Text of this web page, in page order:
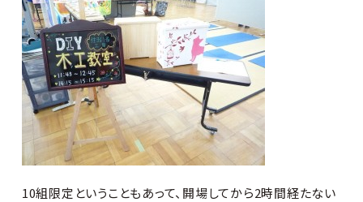
10組限定ということもあって、開場してから2時間経たない